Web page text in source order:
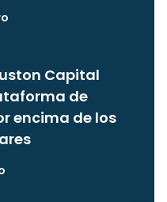
Capital
de
encima de los